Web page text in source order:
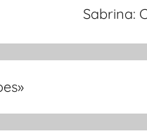
Sabrina:
»